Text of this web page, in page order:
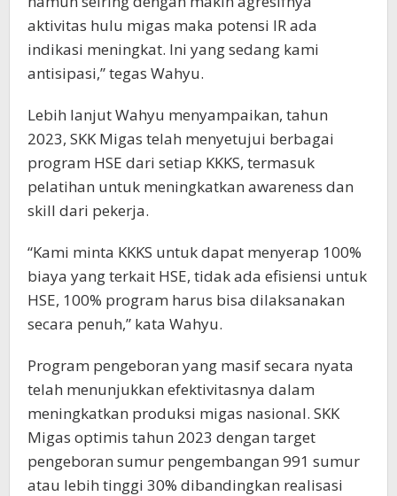
aktivitas hulu migas maka potensi IR ada
indikasi meningkat. Ini yang sedang kami
antisipasi,” tegas Wahyu.
Lebih lanjut Wahyu menyampaikan, tahun
2023, SKK Migas telah menyetujui berbagai
program HSE dari setiap KKKS, termasuk
pelatihan untuk meningkatkan awareness dan
skill dari pekerja.
“Kami minta KKKS untuk dapat menyerap 100%
biaya yang terkait HSE, tidak ada efisiensi untuk
HSE, 100% program harus bisa dilaksanakan
secara penuh,” kata Wahyu.
Program pengeboran yang masif secara nyata
telah menunjukkan efektivitasnya dalam
meningkatkan produksi migas nasional. SKK
Migas optimis tahun 2023 dengan target
pengeboran sumur pengembangan 991 sumur
atau lebih tinggi 30% dibandingkan realisasi